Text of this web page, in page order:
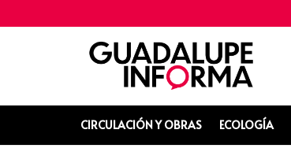
CIRCULACIÓN Y OBRAS ECOLOGÍA